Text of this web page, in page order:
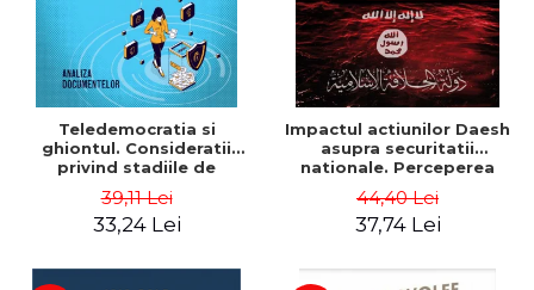
Teledemocratia si
ghiontul. Consideratii
privind stadiile de
electronice si
paternalismului libertarian
39,11 Lei
33,24 Lei
Impactul actiunilor Daesh
asupra securitatii
nationale. Perceperea
deciziei - Ammar El Benni
44,40 Lei
37,74 Lei